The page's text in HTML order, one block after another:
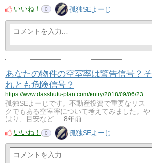
いいね！
0 孤独SEよーじ
あなたの物件の空室率は警告信号？そ
れとも危険信号？
https://www.dasshutu-plan.com/entry/2018/09/06/235236
孤独SEよーじです。不動産投資で重要なリス
クでもある空室率について考えてみました。や
はり、目安など…
8年前
いいね！
0 孤独SEよーじ